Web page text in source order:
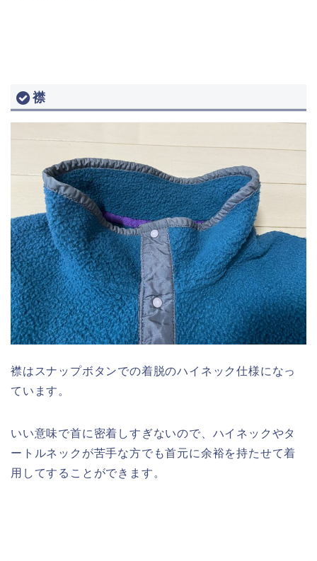
襟
襟はスナップボタンでの着脱のハイネック仕様になっ
ています。
いい意味で首に密着しすぎないので、ハイネックやタ
ートルネックが苦手な方でも首元に余裕を持たせて着
用してすることができます。